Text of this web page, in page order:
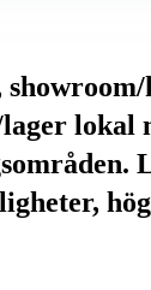
lokal